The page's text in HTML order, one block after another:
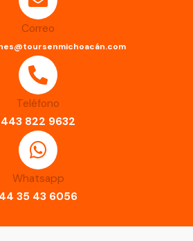
Correo
Teléfono
443 822 9632
Whatsapp
44 35 43 6056